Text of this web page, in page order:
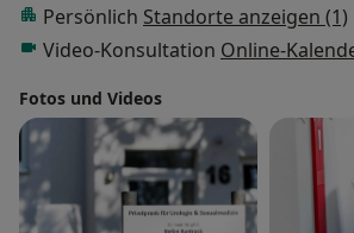
Persönlich Standorte anzeigen (1)
Video-Konsultation Online-
Fotos und Videos